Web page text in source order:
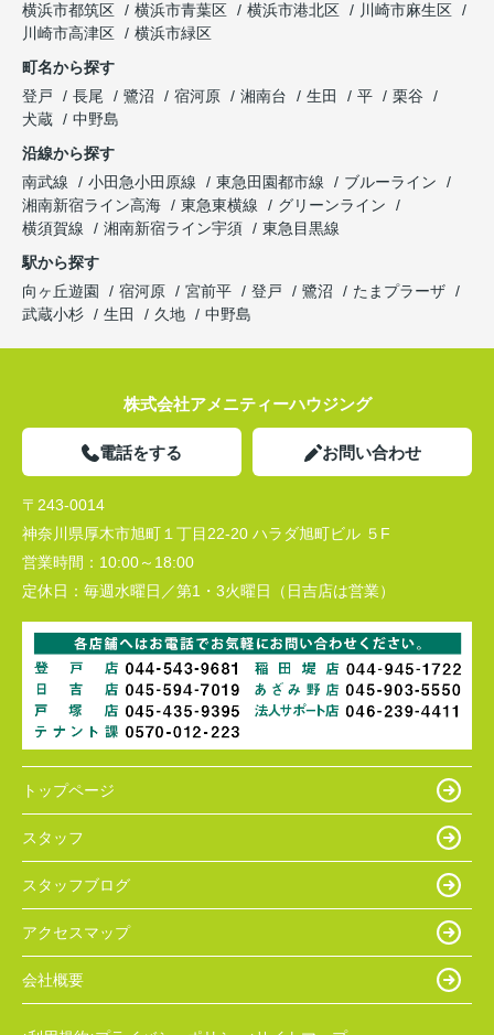
横浜市都筑区
横浜市青葉区 横浜市港北区
川崎市麻生区
川崎市高津区
横浜市緑区
町名から探す
登戸
長尾 鷺沼 宿河原 湘南台 生田 平
栗谷
犬蔵
中野島
沿線から探す
南武線
小田急小田原線 東急田園都市線
ブルーライン
湘南新宿ライン高海
東急東横線
グリーンライン
横須賀線
湘南新宿ライン宇須
東急目黒線
駅から探す
向ヶ丘遊園
宿河原 宮前平 登戸 鷺沼
たまプラーザ
武蔵小杉
生田 久地 中野島
株式会社アメニティーハウジング
電話をする お問い合わせ
〒243-0014
神奈川県厚木市旭町１丁目22-20 ハラダ旭町ビル ５F
営業時間： 10:00～18:00
定休日： 毎週水曜日／第1・3火曜日（日吉店は営業）
トップページ
スタッフ
スタッフブログ
アクセスマップ
会社概要